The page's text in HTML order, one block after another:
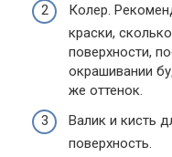
Колер.
краски,
поверхности,
окрашивании
же оттенок.
Валик и кисть
поверхность.